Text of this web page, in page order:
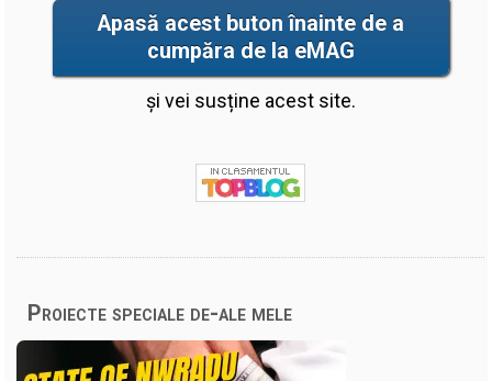
Apasă acest buton înainte de a
cumpăra de la eMAG
și vei susține acest site.
Proiecte speciale de-ale mele